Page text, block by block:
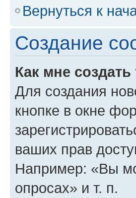
Вернуться к
Создание
Как мне
Для создания
кнопке в окне
ваших прав
Например: «Вы
опросах» и т. п.